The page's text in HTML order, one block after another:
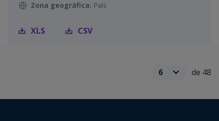
Zona geográfica: País
XLS CSV
de 48